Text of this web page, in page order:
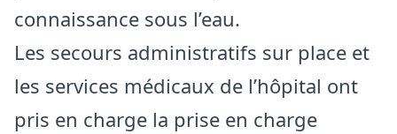
connaissance sous l’eau.
Les secours administratifs sur place et
les services médicaux de l’hôpital ont
pris en charge la prise en charge